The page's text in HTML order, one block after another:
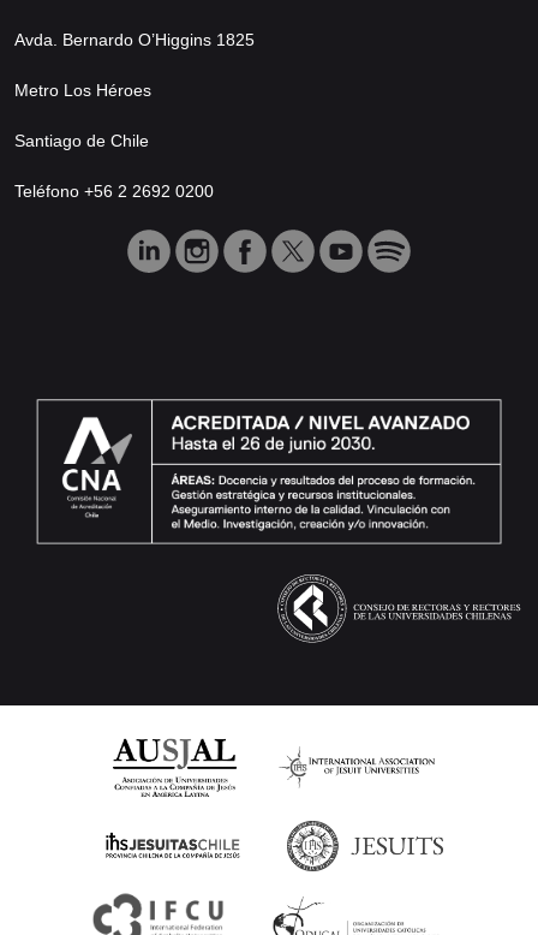
Avda. Bernardo O’Higgins 1825
Metro Los Héroes
Santiago de Chile
Teléfono +56 2 2692 0200